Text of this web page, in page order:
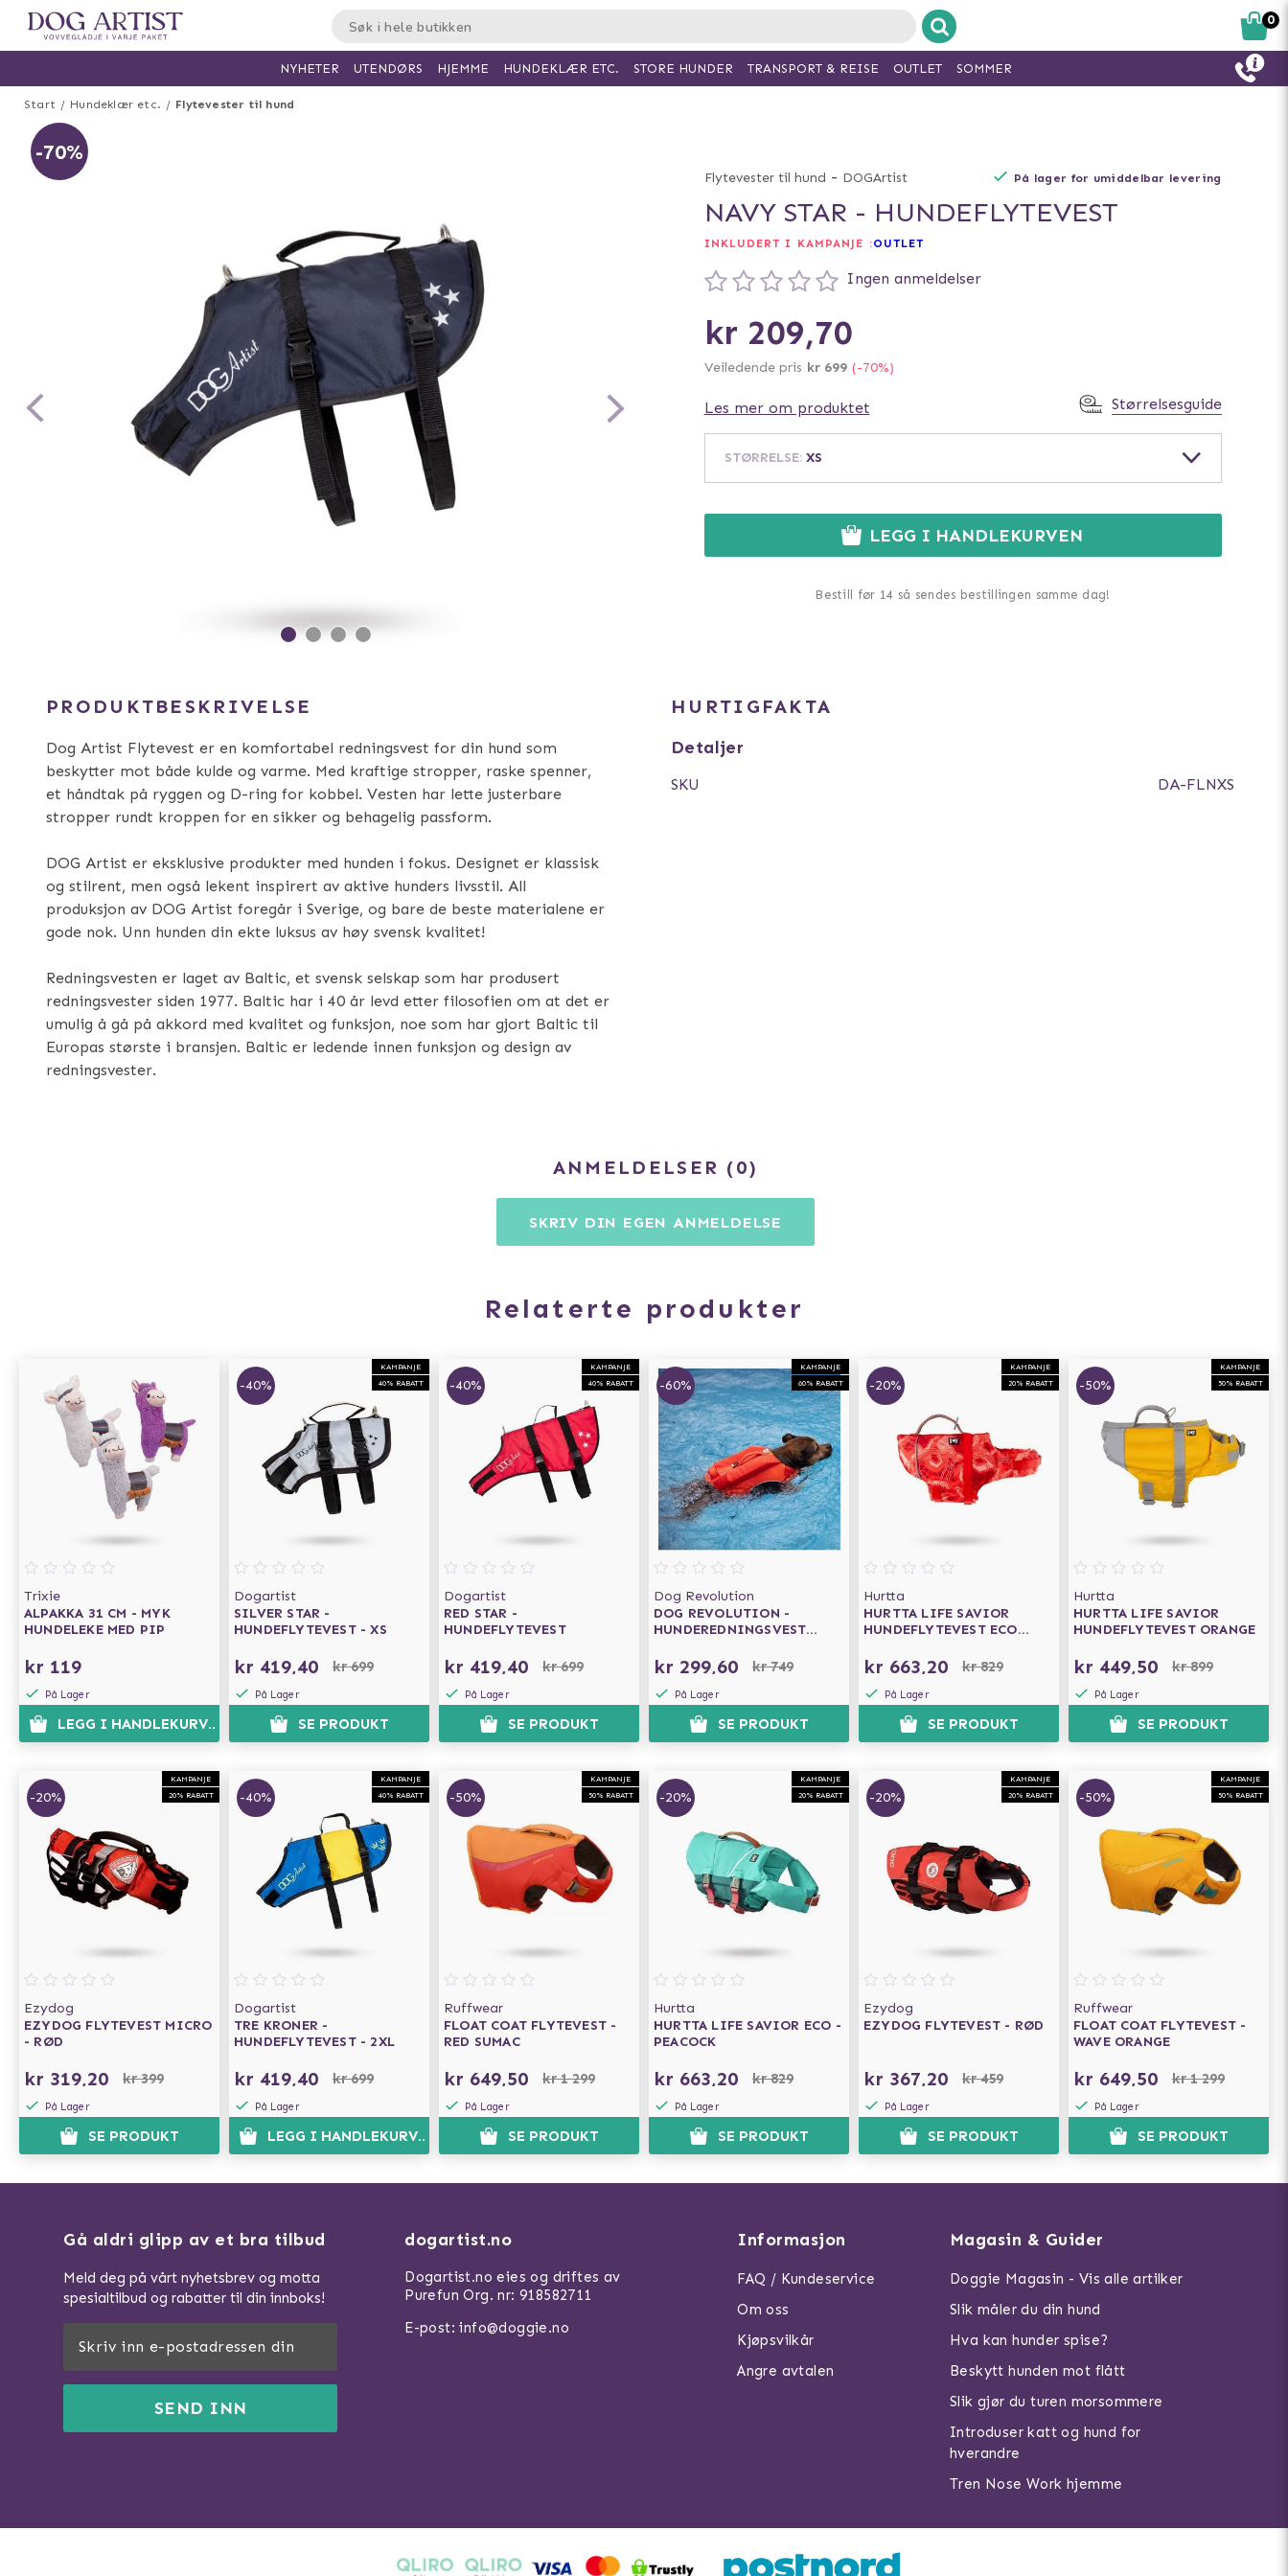
Start Hundeklær etc. Flytevester til hund
-70%
Flytevester til hund - DOGArtist På lager for umiddelbar levering
NAVY STAR - HUNDEFLYTEVEST
INKLUDERT I KAMPANJE :OUTLET
Ingen anmeldelser
kr 209,70
Veiledende pris kr 699 (-70%)
Les mer om produktet Størrelsesguide
STØRRELSE: XS
LEGG I HANDLEKURVEN
Bestill før 14 så sendes bestillingen samme dag!
PRODUKTBESKRIVELSE
Dog Artist Flytevest er en komfortabel redningsvest for din hund som
beskytter mot både kulde og varme. Med kraftige stropper, raske spenner,
et håndtak på ryggen og D-ring for kobbel. Vesten har lette justerbare
stropper rundt kroppen for en sikker og behagelig passform.
DOG Artist er eksklusive produkter med hunden i fokus. Designet er klassisk
og stilrent, men også lekent inspirert av aktive hunders livsstil. All
produksjon av DOG Artist foregår i Sverige, og bare de beste materialene er
gode nok. Unn hunden din ekte luksus av høy svensk kvalitet!
Redningsvesten er laget av Baltic, et svensk selskap som har produsert
redningsvester siden 1977. Baltic har i 40 år levd etter filosofien om at det er
umulig å gå på akkord med kvalitet og funksjon, noe som har gjort Baltic til
Europas største i bransjen. Baltic er ledende innen funksjon og design av
redningsvester.
HURTIGFAKTA
Detaljer
SKU DA-FLNXS
ANMELDELSER 0
SKRIV DIN EGEN ANMELDELSE
Relaterte produkter
Trixie
ALPAKKA 31 CM - MYK
HUNDELEKE MED PIP
kr 119
På Lager
LEGG I HANDLEKURVEN
KAMPANJE
40% RABATT
-40%
Dogartist
SILVER STAR -
HUNDEFLYTEVEST - XS
kr 419,40 kr 699
På Lager
SE PRODUKT
KAMPANJE
40% RABATT
-40%
Dogartist
RED STAR -
HUNDEFLYTEVEST
kr 419,40 kr 699
På Lager
SE PRODUKT
KAMPANJE
60% RABATT
-60%
Dog Revolution
DOG REVOLUTION -
HUNDEREDNINGSVEST
kr 299,60 kr 749
På Lager
SE PRODUKT
KAMPANJE
20% RABATT
-20%
Hurtta
HURTTA LIFE SAVIOR
HUNDEFLYTEVEST ECO
kr 663,20 kr 829
På Lager
SE PRODUKT
KAMPANJE
50% RABATT
-50%
Hurtta
HURTTA LIFE SAVIOR
HUNDEFLYTEVEST ORANGE
kr 449,50 kr 899
På Lager
SE PRODUKT
KAMPANJE
20% RABATT
-20%
Ezydog
EZYDOG FLYTEVEST MICRO
- RØD
kr 319,20 kr 399
På Lager
SE PRODUKT
KAMPANJE
40% RABATT
-40%
Dogartist
TRE KRONER -
HUNDEFLYTEVEST - 2XL
kr 419,40 kr 699
På Lager
LEGG I HANDLEKURVEN
KAMPANJE
50% RABATT
-50%
Ruffwear
FLOAT COAT FLYTEVEST -
RED SUMAC
kr 649,50 kr 1 299
På Lager
SE PRODUKT
KAMPANJE
20% RABATT
-20%
Hurtta
HURTTA LIFE SAVIOR ECO -
PEACOCK
kr 663,20 kr 829
På Lager
SE PRODUKT
KAMPANJE
20% RABATT
-20%
Ezydog
EZYDOG FLYTEVEST - RØD
kr 367,20 kr 459
På Lager
SE PRODUKT
KAMPANJE
50% RABATT
-50%
Ruffwear
FLOAT COAT FLYTEVEST -
WAVE ORANGE
kr 649,50 kr 1 299
På Lager
SE PRODUKT
0
NYHETER UTENDØRS HJEMME HUNDEKLÆR ETC. STORE HUNDER TRANSPORT & REISE OUTLET SOMMER
Gå aldri glipp av et bra tilbud
Meld deg på vårt nyhetsbrev og motta
spesialtilbud og rabatter til din innboks!
SEND INN
dogartist.no
Dogartist.no eies og driftes av
Purefun Org. nr: 918582711
E-post: info@doggie.no
Informasjon
FAQ / Kundeservice
Om oss
Kjøpsvilkår
Angre avtalen
Magasin & Guider
Doggie Magasin - Vis alle artilker
Slik måler du din hund
Hva kan hunder spise?
Beskytt hunden mot flått
Slik gjør du turen morsommere
Introduser katt og hund for
hverandre
Tren Nose Work hjemme